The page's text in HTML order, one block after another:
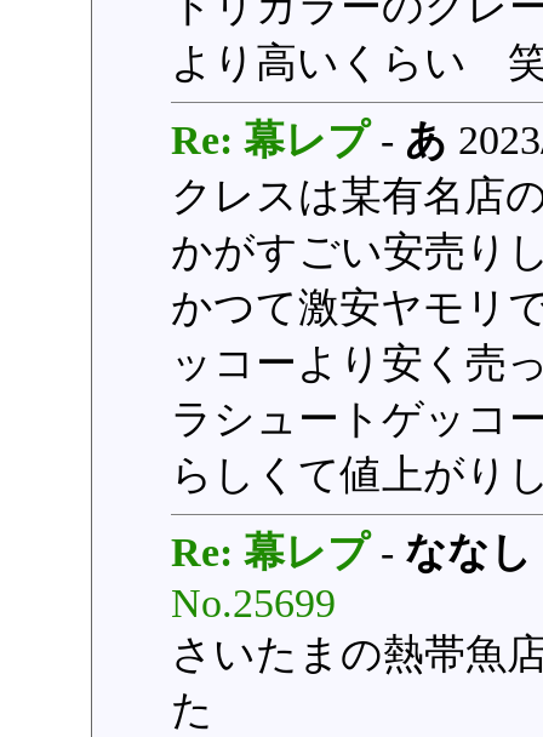
より高いくらい
Re: 幕レプ- あ
クレスは某有名店
かがすごい安売り
かつて激安ヤモリ
ッコーより安く売
ラシュートゲッコ
らしくて値上がり
Re: 幕レプ- ななし
No.25699
さいたまの熱帯魚
た